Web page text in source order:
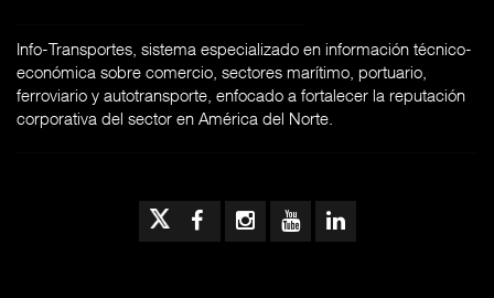
Info-Transportes, sistema especializado en información técnico-
económica sobre comercio, sectores marítimo, portuario,
ferroviario y autotransporte, enfocado a fortalecer la reputación
corporativa del sector en América del Norte.